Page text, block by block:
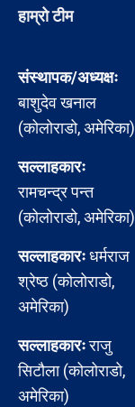
हाम्रो टीम
संस्थापक/अध्यक्षः
बाशुदेव खनाल
(कोलोराडो, अमेरिका)
सल्लाहकारः
रामचन्द्र पन्त
(कोलोराडो, अमेरिका)
सल्लाहकारःधर्मराज
श्रेष्ठ (कोलोराडो,
अमेरिका)
सल्लाहकारःराजु
सिटौला (कोलोराडो,
अमेरिका)